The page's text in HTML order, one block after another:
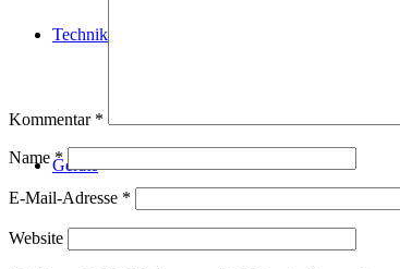
Technik
Geräte
Kommentar *
Name*
E-Mail-Adresse *
Website